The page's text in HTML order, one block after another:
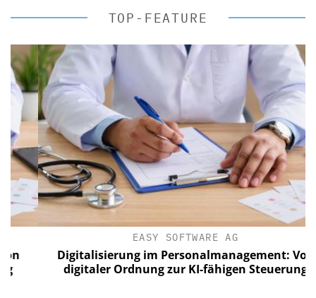
TOP-FEATURE
EASY SOFTWARE AG
Digitalisierung im Personalmanagement: Von
digitaler Ordnung zur KI-fähigen Steuerung